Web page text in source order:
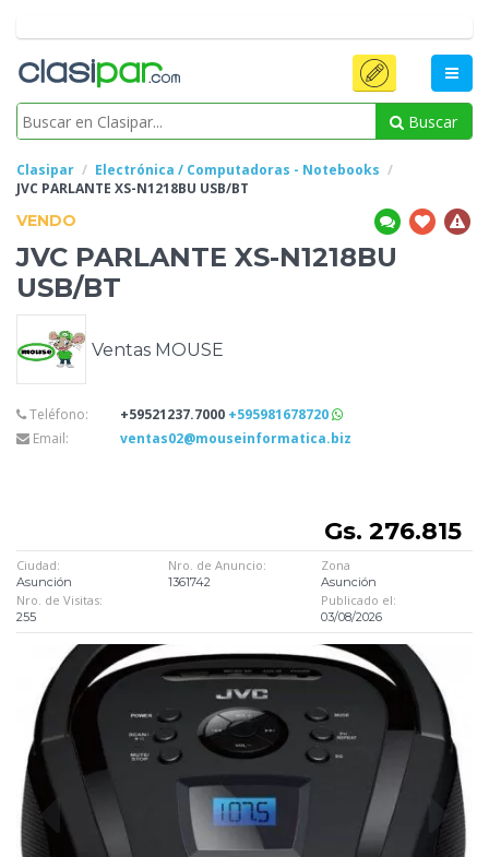
Buscar
Clasipar
Electrónica / Computadoras - Notebooks
JVC PARLANTE XS-N1218BU USB/BT
VENDO
JVC PARLANTE XS-N1218BU
USB/BT
Ventas MOUSE
Teléfono: +59521237.7000 +595981678720
Email:
ventas02@mouseinformatica.biz
Gs. 276.815
Ciudad:
Asunción
Nro. de Anuncio:
1361742
Zona
Asunción
Nro. de Visitas:
255
Publicado el:
03/08/2026